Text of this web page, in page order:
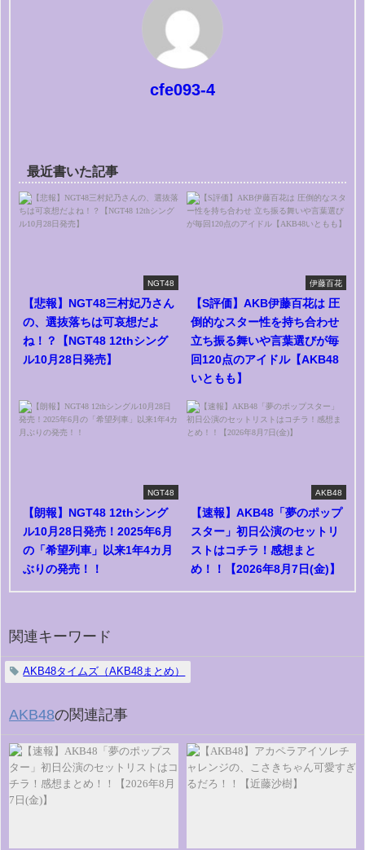
cfe093-4
最近書いた記事
NGT48
【悲報】NGT48三村妃乃さん
の、選抜落ちは可哀想だよ
ね！？【NGT48 12thシング
ル10月28日発売】
伊藤百花
【S評価】AKB伊藤百花は 圧
倒的なスター性を持ち合わせ
立ち振る舞いや言葉選びが毎
回120点のアイドル【AKB48
いともも】
NGT48
【朗報】NGT48 12thシング
ル10月28日発売！2025年6月
の「希望列車」以来1年4カ月
ぶりの発売！！
AKB48
【速報】AKB48「夢のポップ
スター」初日公演のセットリ
ストはコチラ！感想まと
め！！【2026年8月7日(金)】
関連キーワード
AKB48タイムズ（AKB48まとめ）
AKB48の関連記事